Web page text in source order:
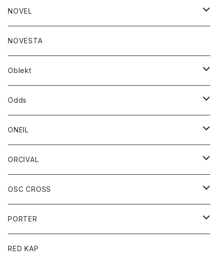
ジャケット
バッグ
グッズ
ウォレット
靴
トップス
ジャケット
シャツ
ボトム
ショートパンツ
パンツ
レディース
シャツ
Tシャツ
コート
ジャケット
アクセサリー
バッグ
ブレスレット
グッズ
靴
ストール/マフラー
トップス
シャツ
シャツジャケット
ボトム
ショートパンツ
ジーンズ
帽子
NOVEL
トップス
カットソー
スエット
ボトム
NOVESTA
Oblekt
ボトム
ショートパンツ
パンツ
レディース
ボトム
Odds
帽子
ONEIL
スカート
ORCIVAL
アウター
コート
ジャケット
アクセサリー
バッグ
キッズ
OSC CROSS
ダウンジャケット
PORTER
カードホルダー
RED KAP